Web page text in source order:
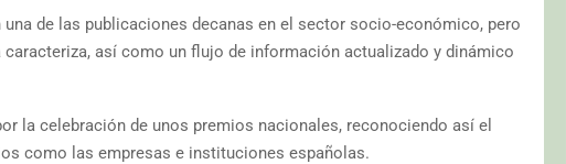
de las publicaciones decanas en el sector socio-económico, pero
así como un flujo de información actualizado y dinámico
la celebración de unos premios nacionales, reconociendo así el
como las empresas e instituciones españolas.